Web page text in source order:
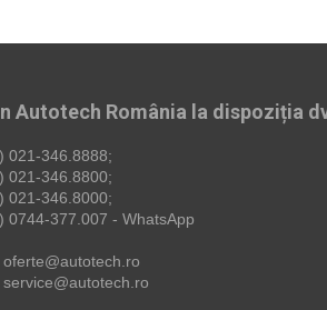
Autotech România la dispoziția
021-346.8888;
021-346.8800;
021-346.8000;
0744-377.007 - WhatsApp
oferte@autotech.ro
service@autotech.ro